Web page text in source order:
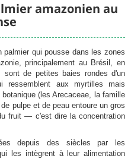
amazonien au
palmier qui pousse dans les zones
principalement au Brésil, en
de petites baies rondes d'un
ressemblent aux myrtilles mais
(les Arecaceae, la famille
pulpe et de peau entoure un gros
fruit — c'est dire la concentration
depuis des siècles par les
les intègrent à leur alimentation